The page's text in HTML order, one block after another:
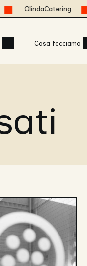
OlindaCatering
Cosa facciamo